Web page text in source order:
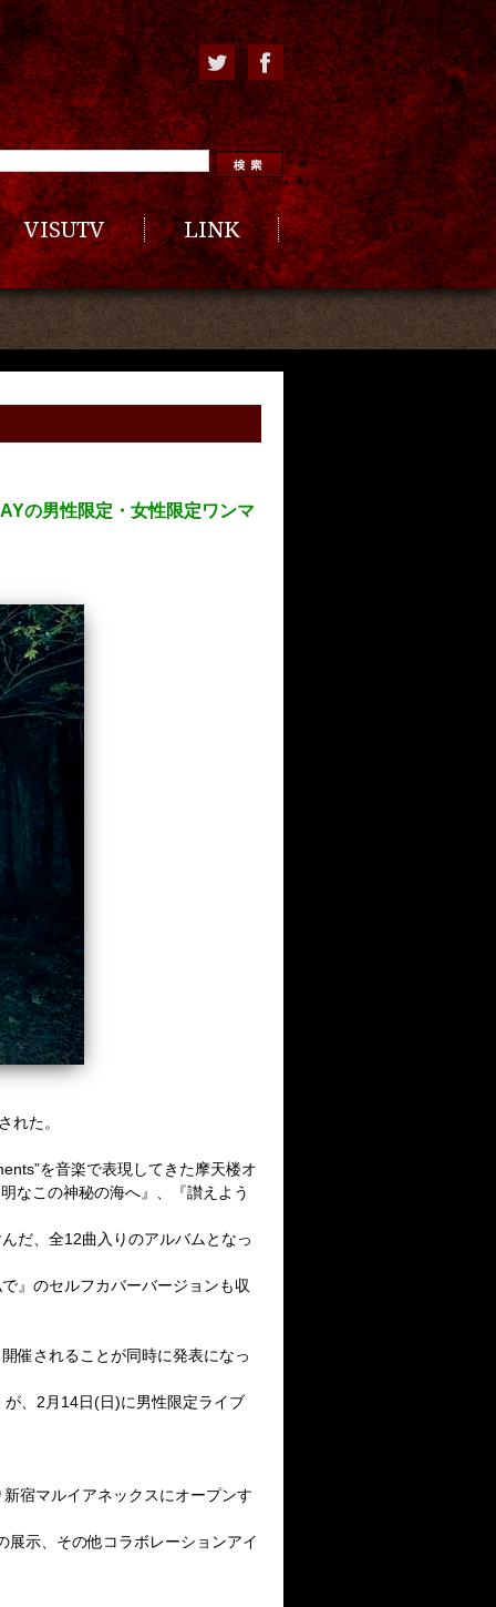
VISUTV LINK
の男性限定・女性限定ワンマ
れた。
を音楽で表現してきた摩天楼オ
なこの神秘の海へ』、『讃えよう
だ、全12曲入りのアルバムとなっ
』のセルフカバーバージョンも収
催されることが同時に発表になっ
、2月14日(日)に男性限定ライブ
宿マルイアネックスにオープンす
示、その他コラボレーションアイ